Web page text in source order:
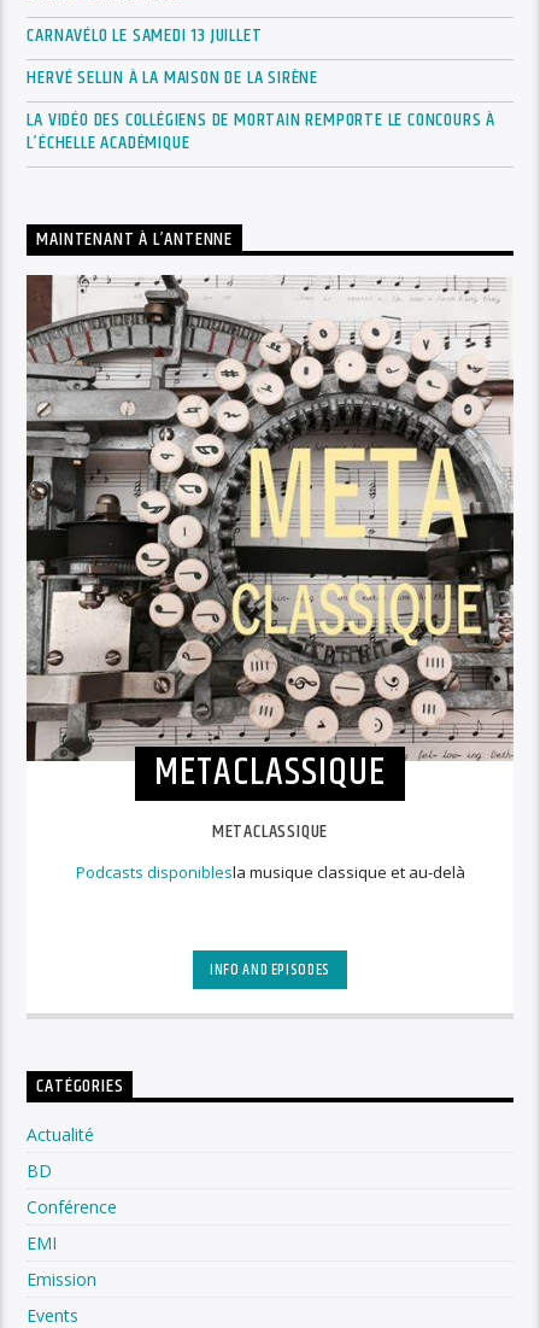
CARNAVÉLO LE SAMEDI 13 JUILLET
HERVÉ SELLIN À LA MAISON DE LA SIRÈNE
LA VIDÉO DES COLLÉGIENS DE MORTAIN REMPORTE LE CONCOURS À
L’ÉCHELLE ACADÉMIQUE
MAINTENANT À L’ANTENNE
METACLASSIQUE
METACLASSIQUE
Podcasts disponiblesla musique classique et au-delà
INFO AND EPISODES
CATÉGORIES
Actualité
BD
Conférence
EMI
Emission
Events